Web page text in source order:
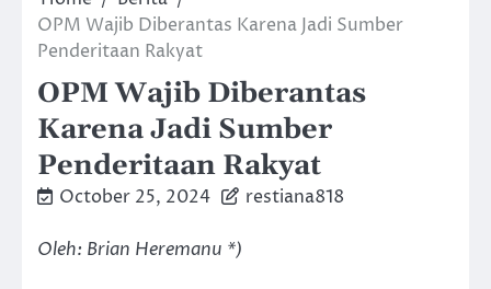
OPM Wajib Diberantas Karena Jadi Sumber
Penderitaan Rakyat
OPM Wajib Diberantas
Karena Jadi Sumber
Penderitaan Rakyat
October 25, 2024 restiana818
Oleh: Brian Heremanu *)